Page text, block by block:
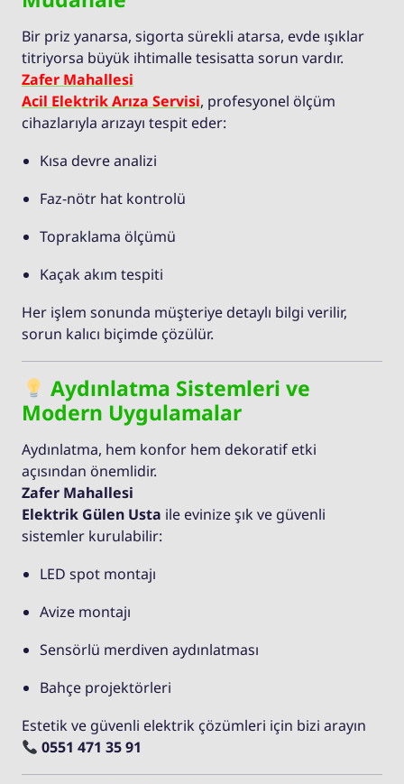
Bir priz yanarsa, sigorta sürekli atarsa, evde ışıklar
titriyorsa büyük ihtimalle tesisatta sorun vardır.
Zafer Mahallesi
Acil Elektrik Arıza Servisi, profesyonel ölçüm
cihazlarıyla arızayı tespit eder:
Kısa devre analizi
Faz-nötr hat kontrolü
Topraklama ölçümü
Kaçak akım tespiti
Her işlem sonunda müşteriye detaylı bilgi verilir,
sorun kalıcı biçimde çözülür.
Aydınlatma Sistemleri ve
Modern Uygulamalar
Aydınlatma, hem konfor hem dekoratif etki
açısından önemlidir.
Zafer Mahallesi
Elektrik Gülen Usta ile evinize şık ve güvenli
sistemler kurulabilir:
LED spot montajı
Avize montajı
Sensörlü merdiven aydınlatması
Bahçe projektörleri
Estetik ve güvenli elektrik çözümleri için bizi arayın
0551 471 35 91